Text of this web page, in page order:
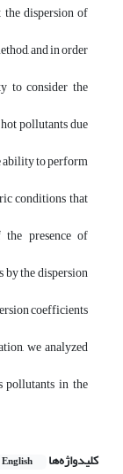
dispersion of
and in order
to consider the
pollutants due
ability to perform
conditions that
presence of
by the dispersion
coefficients
we analyzed
pollutants in the
کلیدواژه‌ها English